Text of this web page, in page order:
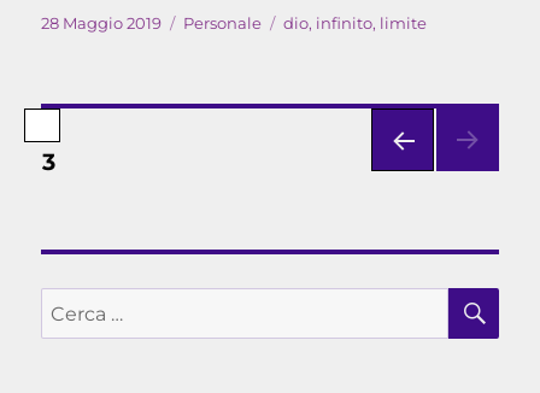
Pubblicato
28 Maggio 2019 Categorie
Personale Tag
dio, infinito, limite
Paginazione
articoli
CED
PAGINA
3
Cerca: